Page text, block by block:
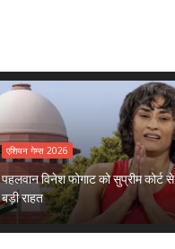
एशियन गेम्स 2026
पहलवान विनेश फोगाट को सुप्रीम कोर्ट से
बड़ी राहत